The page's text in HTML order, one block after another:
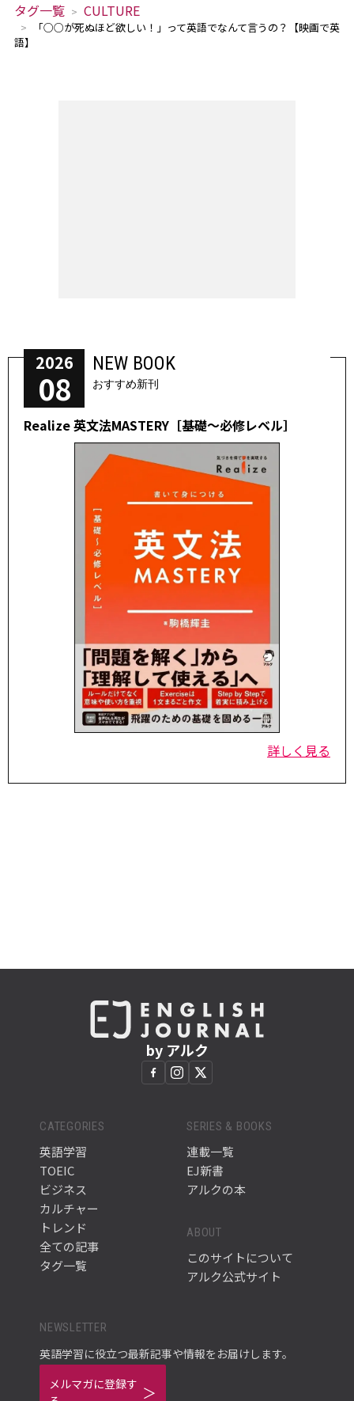
タグ一覧 CULTURE
「○○が死ぬほど欲しい！」って英語でなんて言うの？【映画で英
語】
2026
08
NEW BOOK
おすすめ新刊
Realize 英文法MASTERY［基礎～必修レベル］
詳しく見る
by アルク
CATEGORIES
英語学習
TOEIC
ビジネス
カルチャー
トレンド
全ての記事
タグ一覧
SERIES & BOOKS
連載一覧
EJ新書
アルクの本
ABOUT
このサイトについて
アルク公式サイト
NEWSLETTER
英語学習に役立つ最新記事や情報をお届けします。
メルマガに登録す